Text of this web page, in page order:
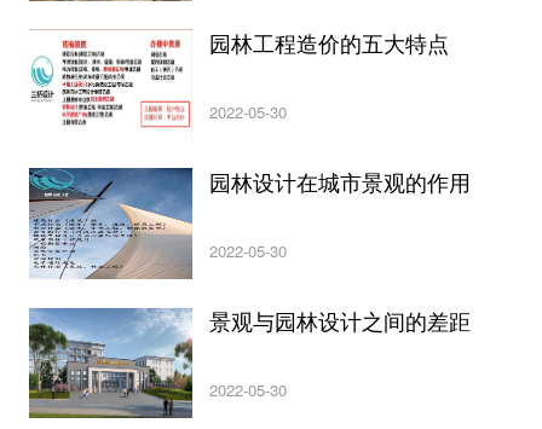
园林工程造价的五大特点
2022-05-30
园林设计在城市景观的作用
2022-05-30
景观与园林设计之间的差距
2022-05-30